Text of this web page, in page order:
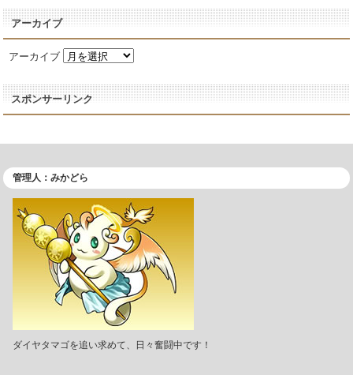
アーカイブ
アーカイブ
スポンサーリンク
管理人：みかどら
ダイヤタマゴを追い求めて、日々奮闘中です！